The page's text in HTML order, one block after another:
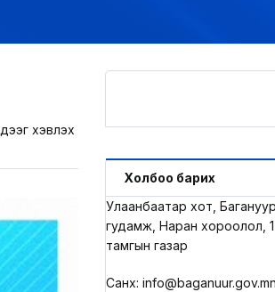
хэвлэх
Холбоо барих
Улаанбаатар хот,
гудамж, Наран хороолол,
тамгын газар
Санхүү: info@baganuur.gov.mn